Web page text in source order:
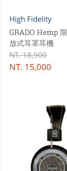
High Fidelity
GRADO Hemp
放式耳罩耳機
NT.18,900
NT. 15,000